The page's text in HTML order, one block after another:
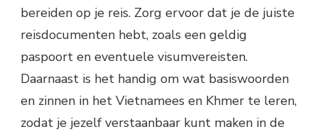
bereiden op je reis. Zorg ervoor dat je de juiste
reisdocumenten hebt, zoals een geldig
paspoort en eventuele visumvereisten.
Daarnaast is het handig om wat basiswoorden
en zinnen in het Vietnamees en Khmer te leren,
zodat je jezelf verstaanbaar kunt maken in de